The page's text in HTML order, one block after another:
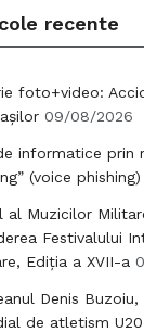
recente
foto+video:
09/08/2026
informatice prin
(voice phishing)
al Muzicilor
Festivalului
Ediția a XVII-a
Denis
de atletism U20